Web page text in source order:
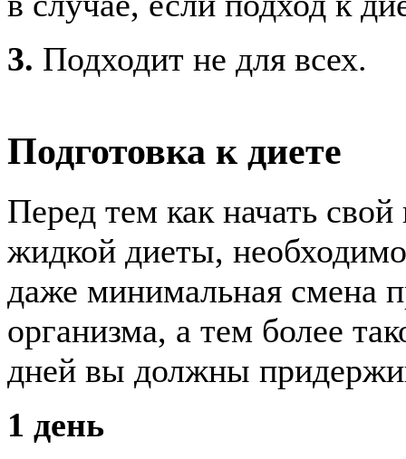
3. Подходит не для всех.
Подготовка к диете
Перед тем как начать
жидкой диеты,
даже минимальная смена
организма, а тем более
дней вы должны
1 день